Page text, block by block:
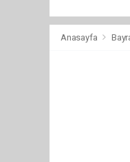
Anasayfa